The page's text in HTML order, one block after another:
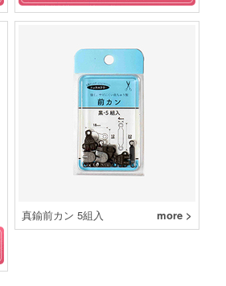
真鍮前カン 5組入 more >